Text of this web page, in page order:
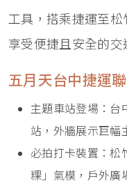
工具，搭乘捷運至松
享受便捷且安全的交
五月天台中捷運
主題車站登場：台
站，外牆展示巨幅
必拍打卡裝置：松
粿」氣模，戶外廣